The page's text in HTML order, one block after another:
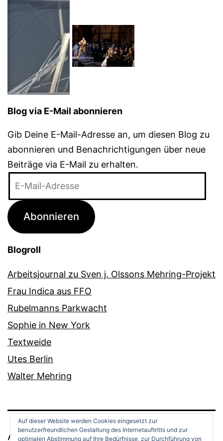
Blog via E-Mail abonnieren
Gib Deine E-Mail-Adresse an, um diesen Blog zu
abonnieren und Benachrichtigungen über neue
Beiträge via E-Mail zu erhalten.
Adresse
Abonnieren
Blogroll
Arbeitsjournal zu Sven j. Olssons Mehring-Projekt
Frau Indica aus FFO
Rubelmanns Parkwacht
Sophie in New York
Textweide
Utes Berlin
Walter Mehring
ANDREAS OPPERMANN
Auf dieser Website werden Cookies eingesetzt zur
benutzerfreundlichen Gestaltung des Internetauftritts und zur
optimalen Abstimmung auf Ihre Bedürfnisse, zur Durchführung von